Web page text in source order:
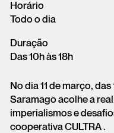
Login
Horário
Todo o dia
Duração
Das 10h às 18h
No dia 11 de março,
Saramago acolhe a
imperialismos e
cooperativa CULTRA .